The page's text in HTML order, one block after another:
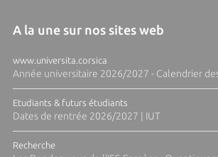
A la une sur nos sites web
www.universita.corsica
Année universitaire 2026/2027 - Calendrier
Etudiants & futurs étudiants
Dates de rentrée 2026/2027 | IUT
Recherche